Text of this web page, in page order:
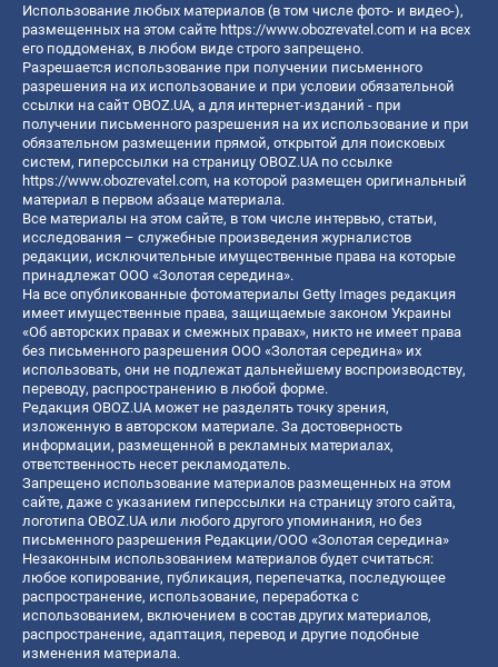
Использование любых материалов (в том числе фото- и видео-),
размещенных на этом сайте https://www.obozrevatel.com и на всех
его поддоменах, в любом виде строго запрещено.
Разрешается использование при получении письменного
разрешения на их использование и при условии обязательной
ссылки на сайт OBOZ.UA, а для интернет-изданий - при
получении письменного разрешения на их использование и при
обязательном размещении прямой, открытой для поисковых
систем, гиперссылки на страницу OBOZ.UA по ссылке
https://www.obozrevatel.com, на которой размещен оригинальный
материал в первом абзаце материала.
Все материалы на этом сайте, в том числе интервью, статьи,
исследования – служебные произведения журналистов
редакции, исключительные имущественные права на которые
принадлежат ООО «Золотая середина».
На все опубликованные фотоматериалы Getty Images редакция
имеет имущественные права, защищаемые законом Украины
«Об авторских правах и смежных правах», никто не имеет права
без письменного разрешения ООО «Золотая середина» их
использовать, они не подлежат дальнейшему воспроизводству,
переводу, распространению в любой форме.
Редакция OBOZ.UA может не разделять точку зрения,
изложенную в авторском материале. За достоверность
информации, размещенной в рекламных материалах,
ответственность несет рекламодатель.
Запрещено использование материалов размещенных на этом
сайте, даже с указанием гиперссылки на страницу этого сайта,
логотипа OBOZ.UA или любого другого упоминания, но без
письменного разрешения Редакции/ООО «Золотая середина»
Незаконным использованием материалов будет считаться:
любое копирование, публикация, перепечатка, последующее
распространение, использование, переработка с
использованием, включением в состав других материалов,
распространение, адаптация, перевод и другие подобные
изменения материала.